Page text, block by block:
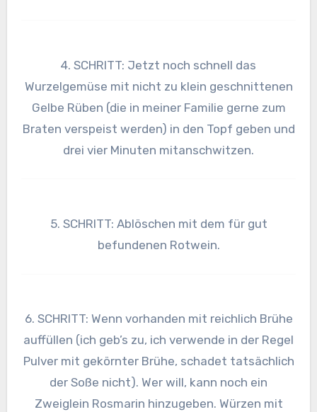
4. SCHRITT: Jetzt noch schnell das
Wurzelgemüse mit nicht zu klein geschnittenen
Gelbe Rüben (die in meiner Familie gerne zum
Braten verspeist werden) in den Topf geben und
drei vier Minuten mitanschwitzen.
5. SCHRITT: Ablöschen mit dem für gut
befundenen Rotwein.
6. SCHRITT: Wenn vorhanden mit reichlich Brühe
auffüllen (ich geb’s zu, ich verwende in der Regel
Pulver mit gekörnter Brühe, schadet tatsächlich
der Soße nicht). Wer will, kann noch ein
Zweiglein Rosmarin hinzugeben. Würzen mit